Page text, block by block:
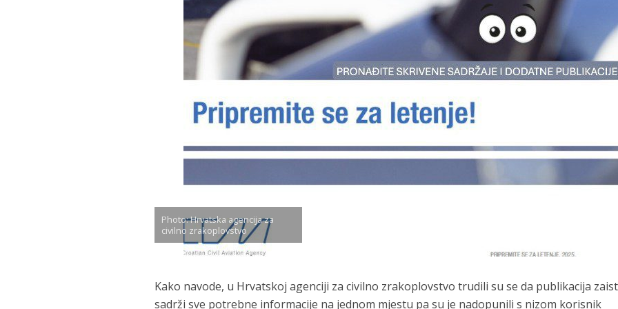
Photo: Hrvatska agencija za
civilno zrakoplovstvo
Kako navode, u Hrvatskoj agenciji za civilno zrakoplovstvo trudili su se da publikacija
sadrži sve potrebne informacije na jednom mjestu pa su je nadopunili s nizom korisnik